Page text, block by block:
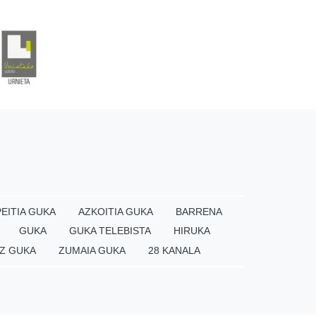
GUKA AZKOITIA GUKA
BARRENA
GUKA
GUKA TELEBISTA
HIRUKA
GUKA
ZUMAIA GUKA 28 KANALA